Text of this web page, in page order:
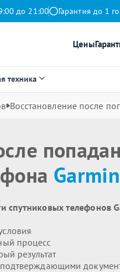
до 21:00 Гарантия до 1
Цены
техника
Восстановление после
Garmin
спутниковых телефонов
процесс
результат